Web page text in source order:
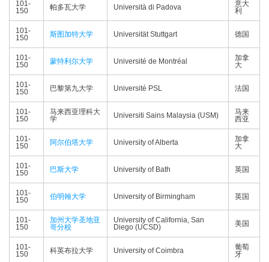
101-
150
帕多瓦大学 Università di Padova
意大
利
101-
150
斯图加特大学 Universität Stuttgart 德国
101-
150
蒙特利尔大学 Université de Montréal
加拿
大
101-
150
巴黎第九大学 Université PSL 法国
101-
150
马来西亚理科大
学
Universiti Sains Malaysia (USM)
马来
西亚
101-
150
阿尔伯塔大学 University of Alberta
加拿
大
101-
150
巴斯大学 University of Bath 英国
101-
150
伯明翰大学 University of Birmingham 英国
101-
150
加州大学圣地亚
哥分校
University of California, San
Diego (UCSD)
美国
101-
150
科英布拉大学 University of Coimbra
葡萄
牙